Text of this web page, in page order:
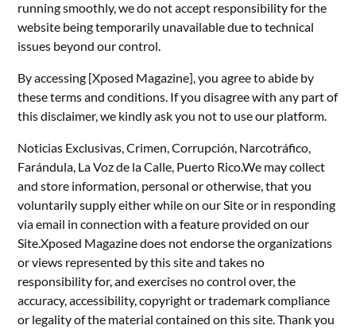
running smoothly, we do not accept responsibility for the
website being temporarily unavailable due to technical
issues beyond our control.
By accessing [Xposed Magazine], you agree to abide by
these terms and conditions. If you disagree with any part of
this disclaimer, we kindly ask you not to use our platform.
Noticias Exclusivas, Crimen, Corrupción, Narcotráfico,
Farándula, La Voz de la Calle, Puerto Rico.We may collect
and store information, personal or otherwise, that you
voluntarily supply either while on our Site or in responding
via email in connection with a feature provided on our
Site.Xposed Magazine does not endorse the organizations
or views represented by this site and takes no
responsibility for, and exercises no control over, the
accuracy, accessibility, copyright or trademark compliance
or legality of the material contained on this site. Thank you